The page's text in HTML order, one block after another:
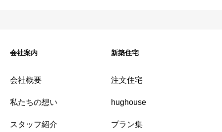
会社案内
会社概要
私たちの想い
スタッフ紹介
新築住宅
注文住宅
hughouse
プラン集